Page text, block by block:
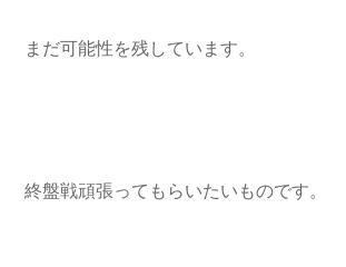
まだ可能性を残しています。
終盤戦頑張ってもらいたいものです。